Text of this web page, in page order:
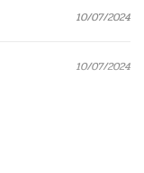
10/07/2024
10/07/2024